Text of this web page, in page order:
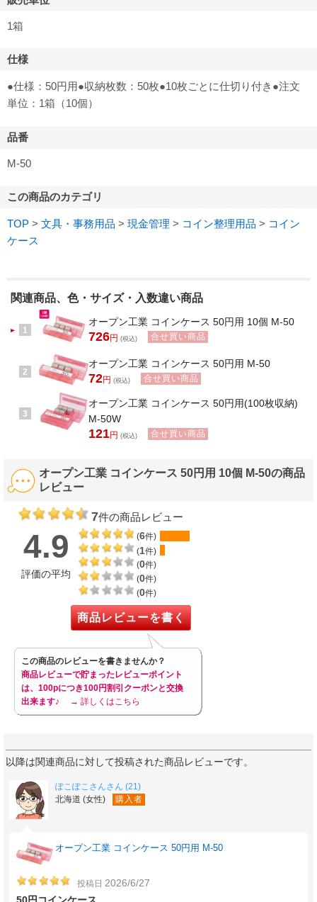
1箱
仕様
●仕様：50円用●収納枚数：50枚●10枚ごとに仕切り付き●注文
単位：1箱（10個）
品番
M-50
この商品のカテゴリ
TOP > 文具・事務用品 > 現金管理 > コイン整理用品 > コイン
ケース
関連商品、色・サイズ・入数違い商品
1
オープン工業 コインケース 50円用 10個 M-50
726円 (税込) 合せ買い商品
2
オープン工業 コインケース 50円用 M-50
72円 (税込) 合せ買い商品
3
オープン工業 コインケース 50円用(100枚収納)
M-50W
121円 (税込) 合せ買い商品
オープン工業 コインケース 50円用 10個 M-50の商品
レビュー
7件の商品レビュー
4.9
評価の平均
(6件)
(1件)
(0件)
(0件)
(0件)
商品レビューを書く
この商品のレビューを書きませんか？
商品レビューで貯まったレビューポイント
は、100pにつき100円割引クーポンと交換
出来ます♪
→ 詳しくはこちら
以降は関連商品に対して投稿された商品レビューです。
ぽこぽこさんさん (21)
北海道 (女性)
購入者
オープン工業 コインケース 50円用 M-50
投稿日 2026/6/27